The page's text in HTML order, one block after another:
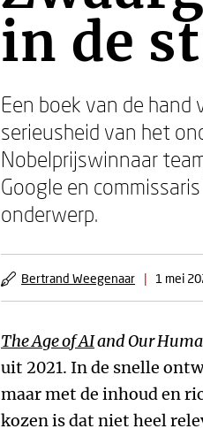
in de
Een boek van de
serieusheid van het
Nobelprijswinnaar
Google en
onderwerp.
Bertrand Weegenaar | 1 mei
The Age of AIand Our
uit 2021. In de snelle
maar met de inhoud en
kozen is dat niet heel